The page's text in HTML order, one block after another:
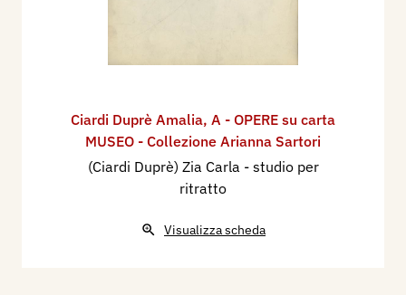
Ciardi Duprè Amalia, A - OPERE su carta
MUSEO - Collezione Arianna Sartori
(Ciardi Duprè) Zia Carla - studio per
ritratto
Visualizza scheda